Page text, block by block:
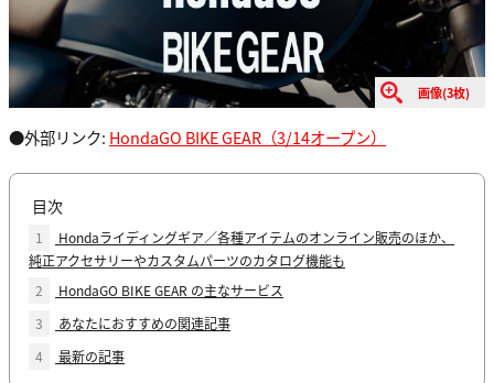
画像(3枚)
●外部リンク: HondaGO BIKE GEAR（3/14オープン）
目次
1
Hondaライディングギア／各種アイテムのオンライン販売のほか、
純正アクセサリーやカスタムパーツのカタログ機能も
2
HondaGO BIKE GEAR の主なサービス
3
あなたにおすすめの関連記事
4
最新の記事